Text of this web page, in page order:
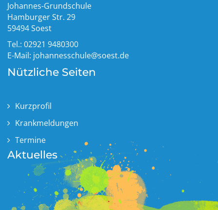
Johannes-Grundschule
Hamburger Str. 29
59494 Soest
Tel.: 02921 9480300
E-Mail: johannesschule@soest.de
Nützliche Seiten
Kurzprofil
Krankmeldungen
Termine
Aktuelles